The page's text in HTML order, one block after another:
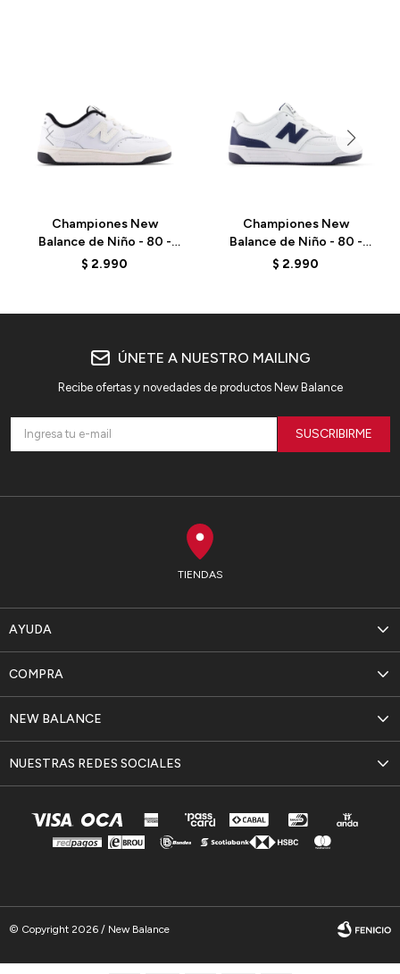
Championes New
Balance de Niño - 80 -
PSB80AB - ELD
$ 2.990
Championes New
Balance de Niño - 80 -
P08088A - WHITE
$ 2.990
TIENDAS
AYUDA
NEW BALANCE
COMPRA
NUESTRAS REDES SOCIALES
ÚNETE A NUESTRO MAILING
Recibe ofertas y novedades de productos New Balance
SUSCRIBIRME
© Copyright 2026 / New Balance